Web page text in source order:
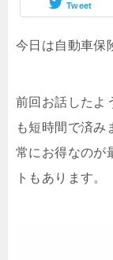
Tweet
今日は自動車保
前回お話したよ
も短時間で済み
常にお得なのが
トもあります。